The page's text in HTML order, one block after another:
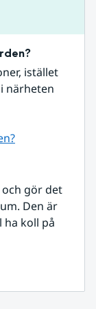
istället
närheten
gör det
Den är
ha koll på